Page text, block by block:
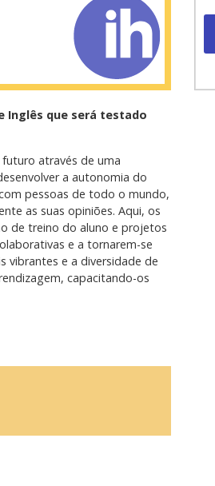
Inglês que será testado
através de uma
a autonomia do
pessoas de todo o mundo,
as suas opiniões. Aqui, os
de treino do aluno e projetos
e a tornarem-se
vibrantes e a diversidade de
capacitando-os